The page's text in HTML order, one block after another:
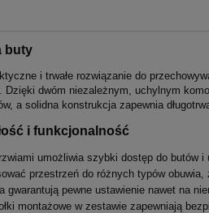
buty
i trwałe rozwiązanie do
dwóm niezależnym, uchylnym
a solidna konstrukcja zapewnia
i funkcjonalność
umożliwia szybki dostęp do butów i
przestrzeń do różnych typów
gwarantują pewne ustawienie nawet na
montażowe w zestawie zapewniają